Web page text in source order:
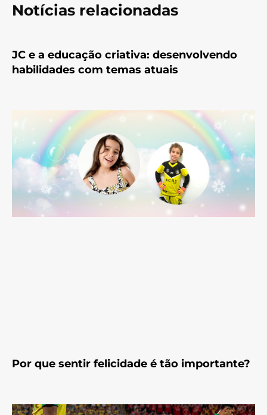
Notícias relacionadas
JC e a educação criativa: desenvolvendo
habilidades com temas atuais
Por que sentir felicidade é tão importante?